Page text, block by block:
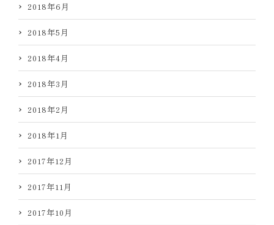
2018年6月
2018年5月
2018年4月
2018年3月
2018年2月
2018年1月
2017年12月
2017年11月
2017年10月